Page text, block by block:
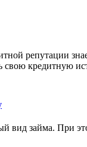
репутации
кредитную
вид займа. При